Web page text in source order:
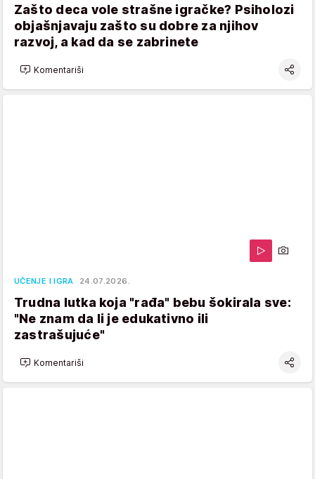
Zašto deca vole strašne igračke? Psiholozi
objašnjavaju zašto su dobre za njihov
razvoj, a kad da se zabrinete
Komentariši
UČENJE I IGRA 24.07.2026.
Trudna lutka koja "rađa" bebu šokirala sve:
"Ne znam da li je edukativno ili
zastrašujuće"
Komentariši